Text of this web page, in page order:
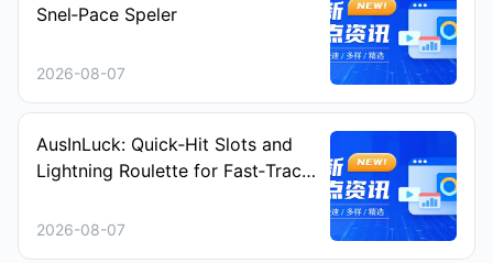
Snel‑Pace Speler
2026-08-07
AusInLuck: Quick‑Hit Slots and
Lightning Roulette for Fast‑Track
2026-08-07